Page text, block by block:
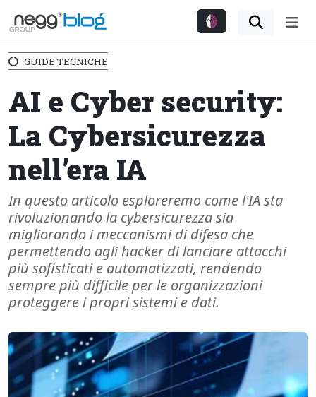
GUIDE TECNICHE
AI e Cyber security:
La Cybersicurezza
nell’era IA
In questo articolo esploreremo come l'IA sta
rivoluzionando la cybersicurezza sia
migliorando i meccanismi di difesa che
permettendo agli hacker di lanciare attacchi
più sofisticati e automatizzati, rendendo
sempre più difficile per le organizzazioni
proteggere i propri sistemi e dati.